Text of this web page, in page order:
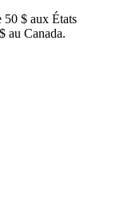
50 $ aux États
au Canada.